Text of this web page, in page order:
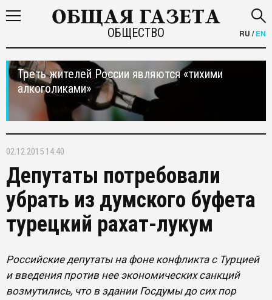
ОБЩЕСТВО RU /EN
Треть жителей России являются «тихими
алкоголиками»
02.12.2015 14:40
Депутаты потребовали
убрать из думского буфета
турецкий рахат-лукум
Российские депутаты на фоне конфликта с Турцией
и введения против нее экономических санкций
возмутились, что в здании Госдумы до сих пор